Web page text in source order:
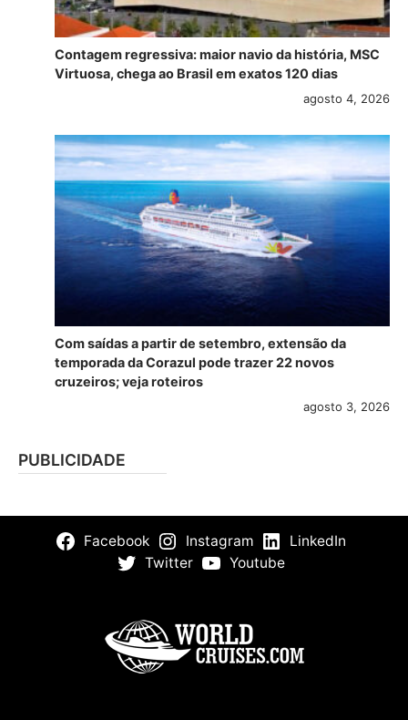
Contagem regressiva: maior navio da história, MSC
Virtuosa, chega ao Brasil em exatos 120 dias
agosto 4, 2026
Com saídas a partir de setembro, extensão da
temporada da Corazul pode trazer 22 novos
cruzeiros; veja roteiros
agosto 3, 2026
PUBLICIDADE
Facebook Instagram
LinkedIn
Twitter
Youtube